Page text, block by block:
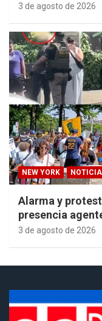
3 de agosto de 2026
NEW YORK
Alarma y
presencia
3 de agosto de 2026